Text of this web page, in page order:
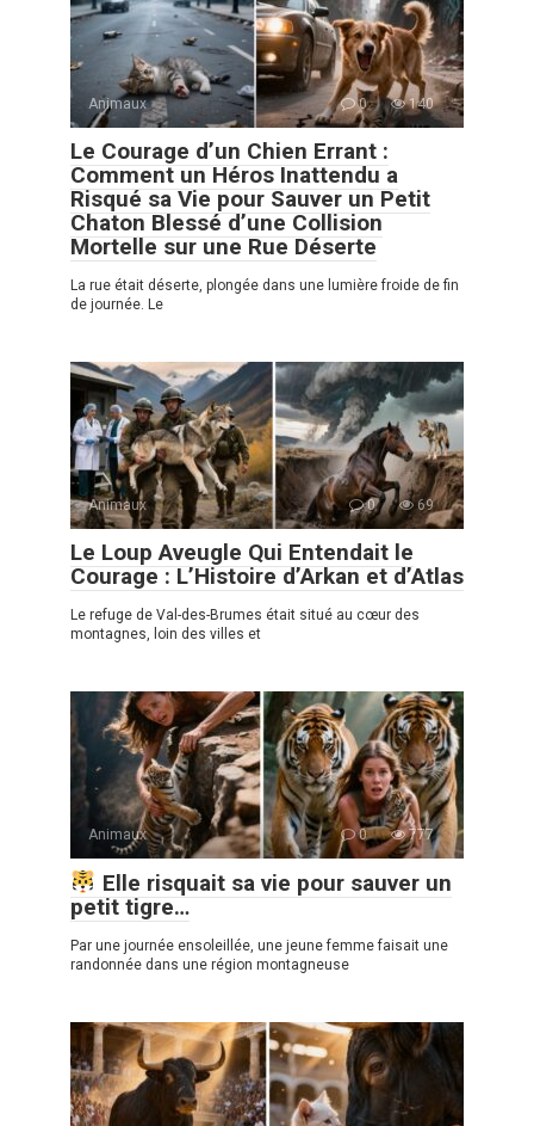
Animaux 0 140
Le Courage d’un Chien Errant :
Comment un Héros Inattendu a
Risqué sa Vie pour Sauver un Petit
Chaton Blessé d’une Collision
Mortelle sur une Rue Déserte
La rue était déserte, plongée dans une lumière froide de fin
de journée. Le
Animaux 0 69
Le Loup Aveugle Qui Entendait le
Courage : L’Histoire d’Arkan et d’Atlas
Le refuge de Val-des-Brumes était situé au cœur des
montagnes, loin des villes et
Animaux 0 777
Elle risquait sa vie pour sauver un
petit tigre…
Par une journée ensoleillée, une jeune femme faisait une
randonnée dans une région montagneuse